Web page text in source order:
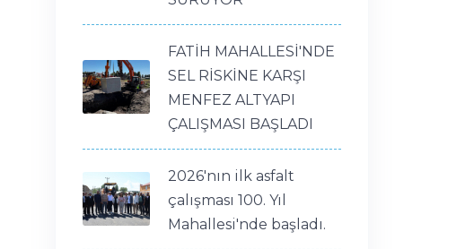
FATİH MAHALLESİ'NDE
SEL RİSKİNE KARŞI
MENFEZ ALTYAPI
ÇALIŞMASI BAŞLADI
2026'nın ilk asfalt
çalışması 100. Yıl
Mahallesi'nde başladı.